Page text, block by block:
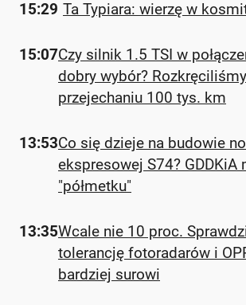
15:29 Ta Typiara: wierzę w
15:07Czy silnik 1.5 TSI w
dobry wybór?
przejechaniu 100 tys. km
13:53Co się dzieje na budowie
ekspresowej S74? GDDKiA
"półmetku"
13:35Wcale nie 10 proc.
tolerancję fotoradarów i
bardziej surowi